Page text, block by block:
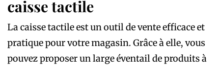
caisse tactile
La caisse tactile est un outil de vente efficace et
pratique pour votre magasin. Grâce à elle, vous
pouvez proposer un large éventail de produits à